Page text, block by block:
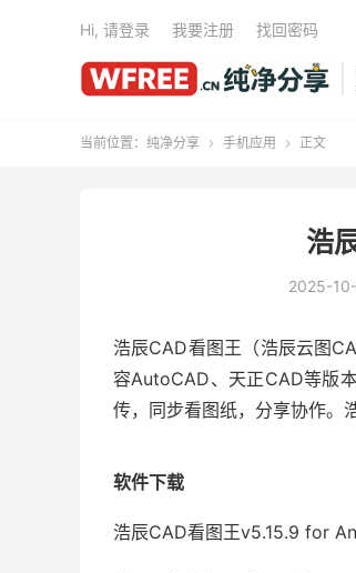
Hi, 请登录 我要注册 找回密码
当前位置： 纯净分享  手机应用  正文
浩
2025-
浩辰CAD看图王（浩辰云图
容AutoCAD、天正CAD等版
传，同步看图纸，分享协作。
软件下载
浩辰CAD看图王v5.15.9 for